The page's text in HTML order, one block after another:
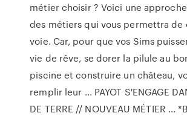
métier choisir ? Voici une
des métiers qui vous permettra de
voie. Car, pour que vos Sims
vie de rêve, se dorer la pilule au
piscine et construire un château,
remplir leur ... PAYOT S'ENGAGE
DE TERRE // NOUVEAU MÉTIER ...